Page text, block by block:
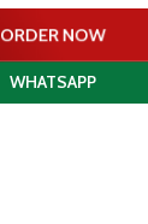
ORDER NOW
WHATSAPP